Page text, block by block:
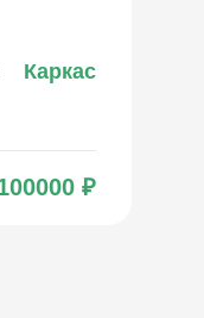
Каркас
₽